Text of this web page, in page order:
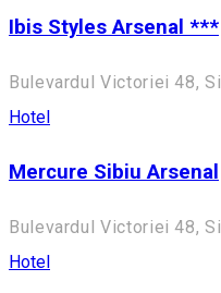
Ibis Styles Arsenal ***
Bulevardul Victoriei 48,
Hotel
Mercure Sibiu Arsenal
Bulevardul Victoriei 48,
Hotel